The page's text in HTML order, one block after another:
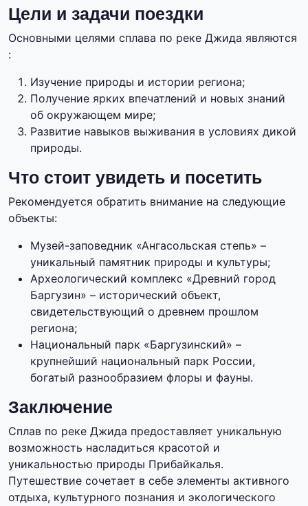
Цели и задачи поездки
Основными целями сплава по реке Джида являются
:
Изучение природы и истории региона;
Получение ярких впечатлений и новых знаний
об окружающем мире;
Развитие навыков выживания в условиях дикой
природы.
Что стоит увидеть и посетить
Рекомендуется обратить внимание на следующие
объекты:
Музей-заповедник «Ангасольская степь» –
уникальный памятник природы и культуры;
Археологический комплекс «Древний город
Баргузин» – исторический объект,
свидетельствующий о древнем прошлом
региона;
Национальный парк «Баргузинский» –
крупнейший национальный парк России,
богатый разнообразием флоры и фауны.
Заключение
Сплав по реке Джида предоставляет уникальную
возможность насладиться красотой и
уникальностью природы Прибайкалья.
Путешествие сочетает в себе элементы активного
отдыха, культурного познания и экологического